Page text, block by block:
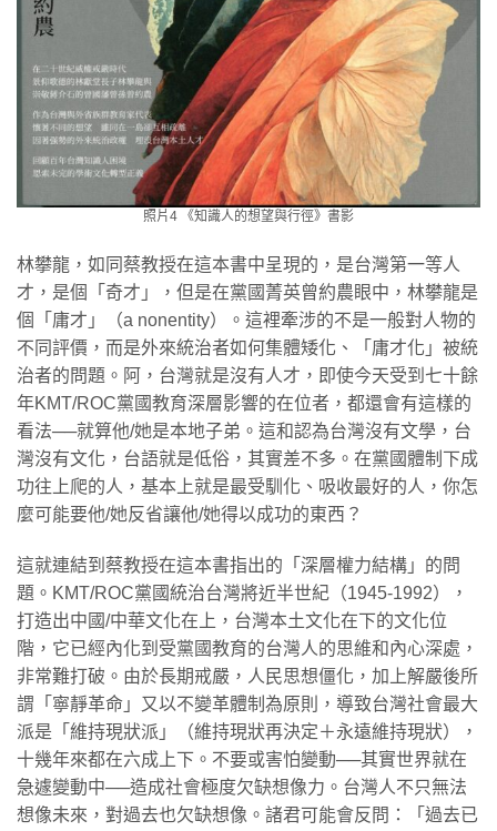
照片4 《知識人的想望與行徑》書影
林攀龍，如同蔡教授在這本書中呈現的，是台灣第一等人
才，是個「奇才」，但是在黨國菁英曾約農眼中，林攀龍是
個「庸才」（a nonentity）。這裡牽涉的不是一般對人物的
不同評價，而是外來統治者如何集體矮化、「庸才化」被統
治者的問題。阿，台灣就是沒有人才，即使今天受到七十餘
年KMT/ROC黨國教育深層影響的在位者，都還會有這樣的
看法──就算他/她是本地子弟。這和認為台灣沒有文學，台
灣沒有文化，台語就是低俗，其實差不多。在黨國體制下成
功往上爬的人，基本上就是最受馴化、吸收最好的人，你怎
麼可能要他/她反省讓他/她得以成功的東西？
這就連結到蔡教授在這本書指出的「深層權力結構」的問
題。KMT/ROC黨國統治台灣將近半世紀（1945-1992），
打造出中國/中華文化在上，台灣本土文化在下的文化位
階，它已經內化到受黨國教育的台灣人的思維和內心深處，
非常難打破。由於長期戒嚴，人民思想僵化，加上解嚴後所
謂「寧靜革命」又以不變革體制為原則，導致台灣社會最大
派是「維持現狀派」（維持現狀再決定＋永遠維持現狀），
十幾年來都在六成上下。不要或害怕變動──其實世界就在
急遽變動中──造成社會極度欠缺想像力。台灣人不只無法
想像未來，對過去也欠缺想像。諸君可能會反問：「過去已